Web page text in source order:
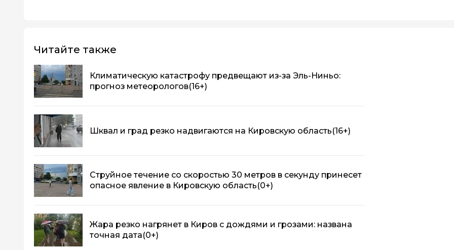
Читайте также
Климатическую катастрофу предвещают из-за Эль-Ниньо:
прогноз метеорологов(16+)
Шквал и град резко надвигаются на Кировскую область(16+)
Струйное течение со скоростью 30 метров в секунду принесет
опасное явление в Кировскую область(0+)
Жара резко нагрянет в Киров с дождями и грозами: названа
точная дата(0+)